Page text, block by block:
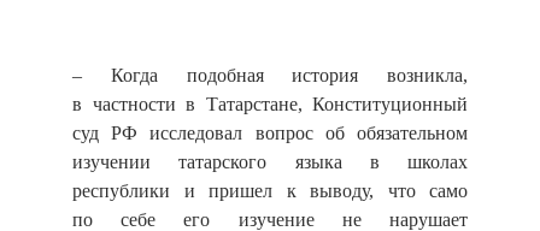
– Когда подобная история возникла,
в частности в Татарстане, Конституционный
суд РФ исследовал вопрос об обязательном
изучении татарского языка в школах
республики и пришел к выводу, что само
по себе его изучение не нарушает